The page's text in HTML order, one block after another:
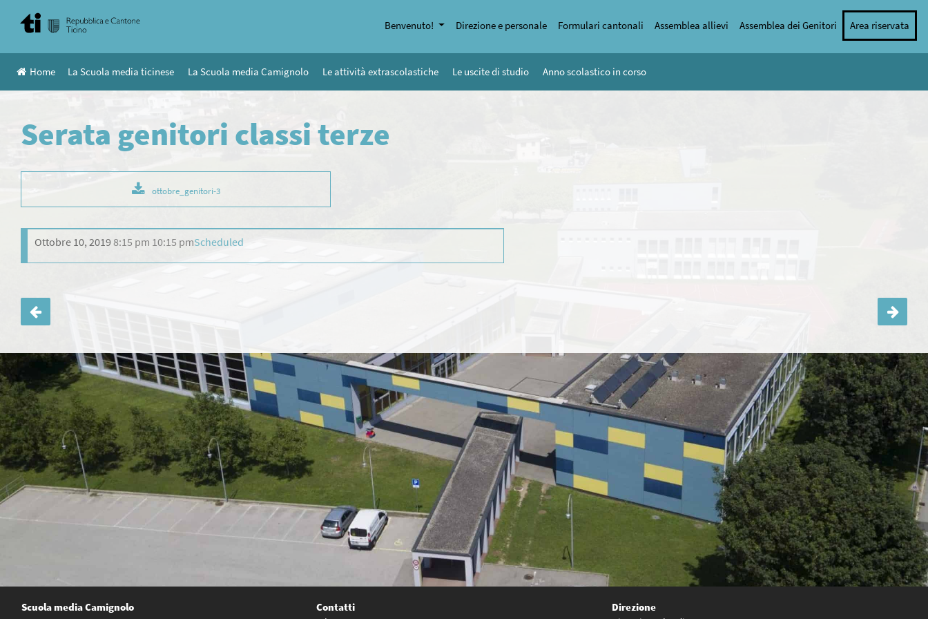
content
Benvenuto! Direzione e personale Formulari cantonali Assemblea allievi Assemblea dei Genitori Area riservata
Home La Scuola media ticinese La Scuola media Camignolo Le attività extrascolastiche Le uscite di studio Anno scolastico in corso
Serata genitori classi terze
ottobre_genitori-3
Ottobre 10, 2019 8:15 pm 10:15 pmScheduled
Navigazione
articoli
Scuola media Camignolo
Contatti
Direzione